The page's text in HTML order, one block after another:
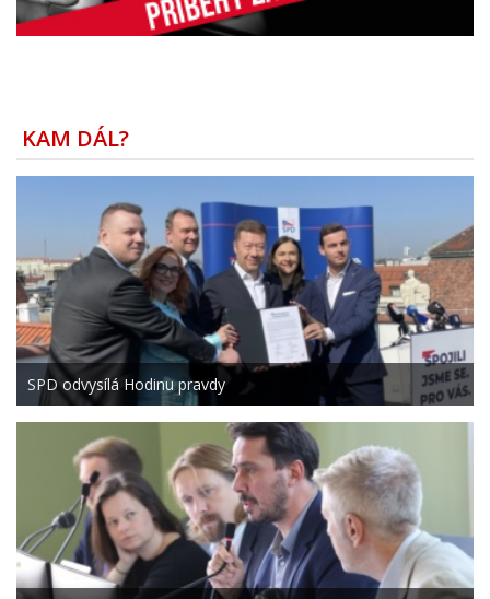
KAM DÁL?
SPD odvysílá Hodinu pravdy